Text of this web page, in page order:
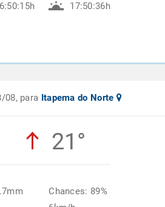
17:50:36h
08, para Itapema do Norte
21°
Chances: 89%